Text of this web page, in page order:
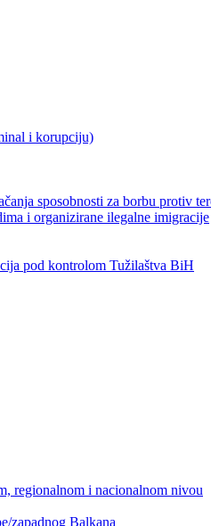
i korupciju)
sposobnosti za borbu protiv
i organizirane ilegalne imigracije
pod kontrolom Tužilaštva BiH
regionalnom i nacionalnom nivou
zapadnog Balkana